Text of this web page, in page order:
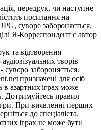
передрук, чи наступне
посилання на
суворо забороняється.
Я-Корреспондент є автор
та відтворення
творів
суворо забороняється.
призначені для осіб
азартних іграх може
Дотримуйтесь правил
гри. При виявленні перших
до спеціаліста.
іграх не може бути